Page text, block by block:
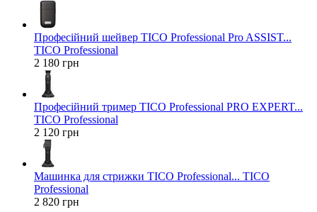
Професійний шейвер TICO Professional Pro ASSIST...
TICO Professional
2 180 грн
Професійний тример TICO Professional PRO EXPERT...
TICO Professional
2 120 грн
Машинка для стрижки TICO Professional... TICO
Professional
2 820 грн